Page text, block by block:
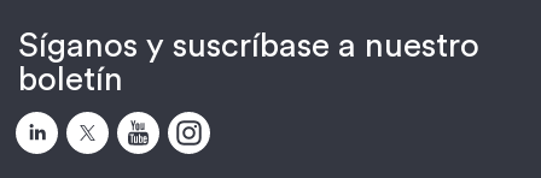
Síganos y suscríbase a nuestro
boletín